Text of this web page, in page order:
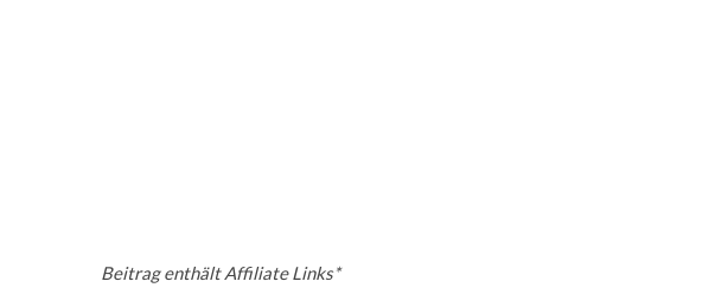
Beitrag enthält Affiliate Links*